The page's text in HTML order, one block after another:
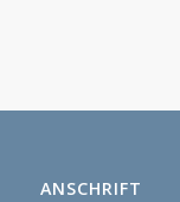
ANSCHRIFT